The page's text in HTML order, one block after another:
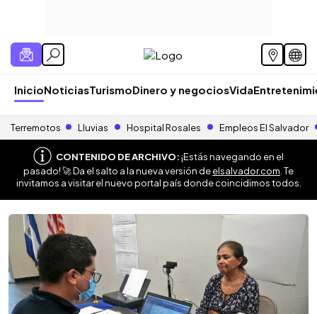
InicioNoticiasTurismoDinero y negociosVida
Terremotos Lluvias Hospital Rosales Empleos El Salvador
CONTENIDO DE ARCHIVO:¡Estás navegando en el
pasado! 🚀 Da el salto a la nueva versión deelsalvador.com . Te
invitamos a visitar el nuevo portal país donde coincidimos todos.